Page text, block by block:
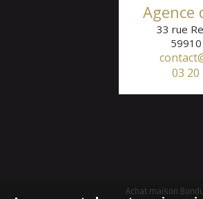
Agence
33 rue
59910
03 20
Achat maison